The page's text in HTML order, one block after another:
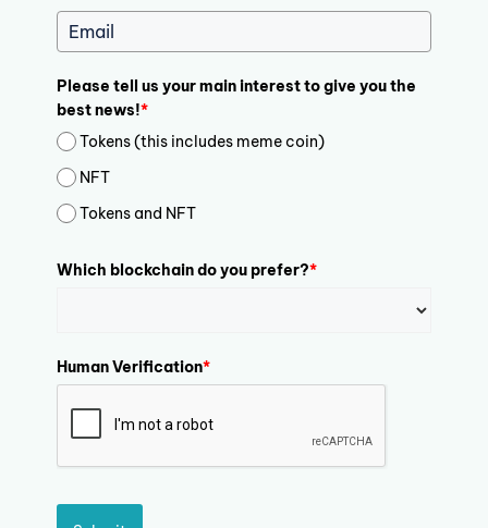
Please tell us your main interest to give you the
best news!*
Tokens (this includes meme coin)
NFT
Tokens and NFT
Which blockchain do you prefer?*
Human Verification*